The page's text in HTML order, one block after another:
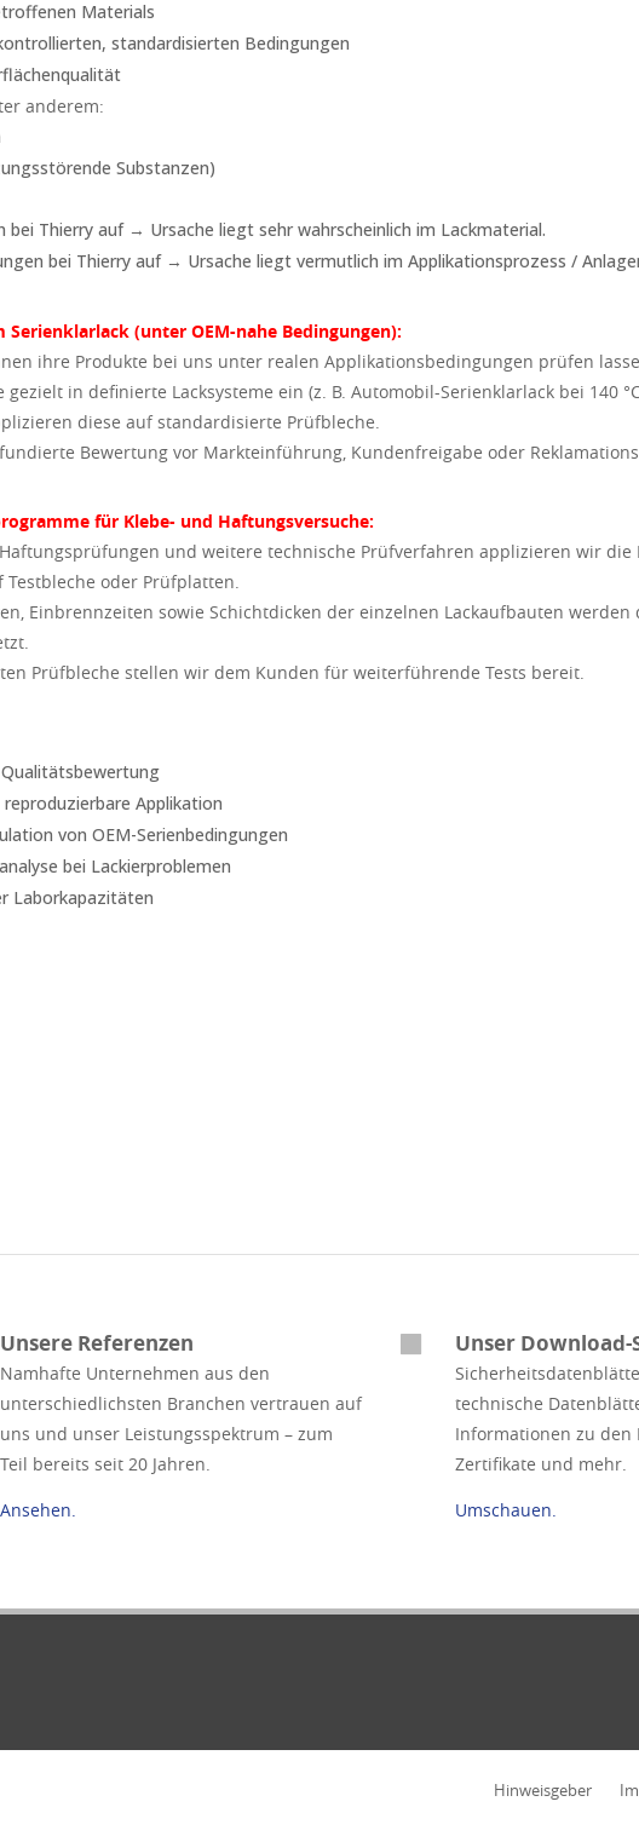
Materials
standardisierten Bedingungen
anderem:
Substanzen)
bei Thierry auf → Ursache liegt sehr wahrscheinlich im Lackmaterial.
bei Thierry auf → Ursache liegt vermutlich im Applikationsprozess /
(unter OEM-nahe Bedingungen):
ihre Produkte bei uns unter realen Applikationsbedingungen prüfen
in definierte Lacksysteme ein (z. B. Automobil-Serienklarlack bei 140
diese auf standardisierte Prüfbleche.
Bewertung vor Markteinführung, Kundenfreigabe oder
für Klebe- und Haftungsversuche:
und weitere technische Prüfverfahren applizieren wir die
Testbleche oder Prüfplatten.
Einbrennzeiten sowie Schichtdicken der einzelnen Lackaufbauten werden
Prüfbleche stellen wir dem Kunden für weiterführende Tests bereit.
Applikation
von OEM-Serienbedingungen
bei Lackierproblemen
Laborkapazitäten
Unsere Referenzen
Namhafte Unternehmen aus den
unterschiedlichsten Branchen vertrauen auf
uns und unser Leistungsspektrum – zum
Teil bereits seit 20 Jahren.
Ansehen.
Unser Download-
technische
Informationen zu den
Zertifikate und mehr.
Umschauen.
Hinweisgeber